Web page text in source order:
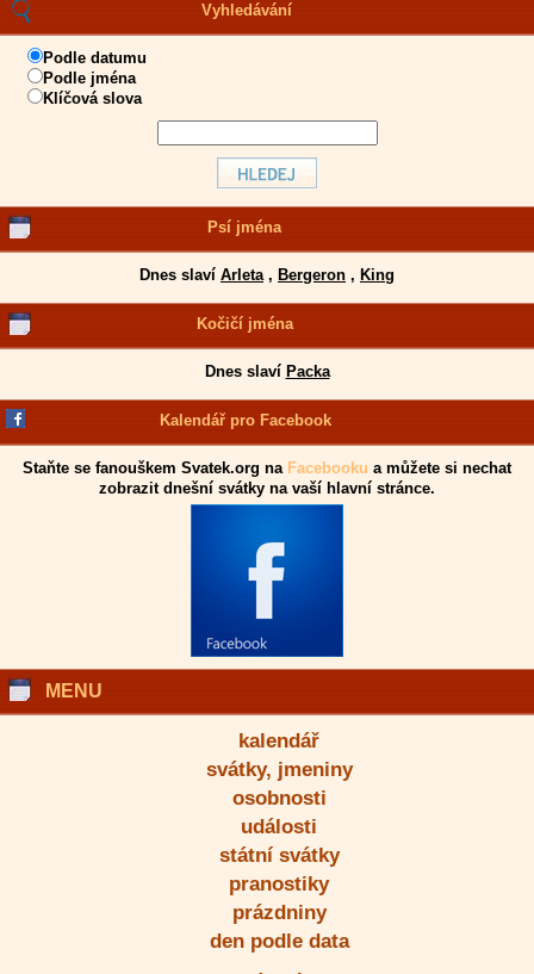
Vyhledávání
Podle datumu
Podle jména
Klíčová slova
Psí jména
Dnes slaví Arleta, Bergeron , King
Kočičí jména
Dnes slaví Packa
Kalendář pro Facebook
Staňte se fanouškem Svatek.org na Facebooku a můžete si nechat
zobrazit dnešní svátky na vaší hlavní stránce.
MENU
kalendář
svátky, jmeniny
osobnosti
události
státní svátky
pranostiky
prázdniny
den podle data